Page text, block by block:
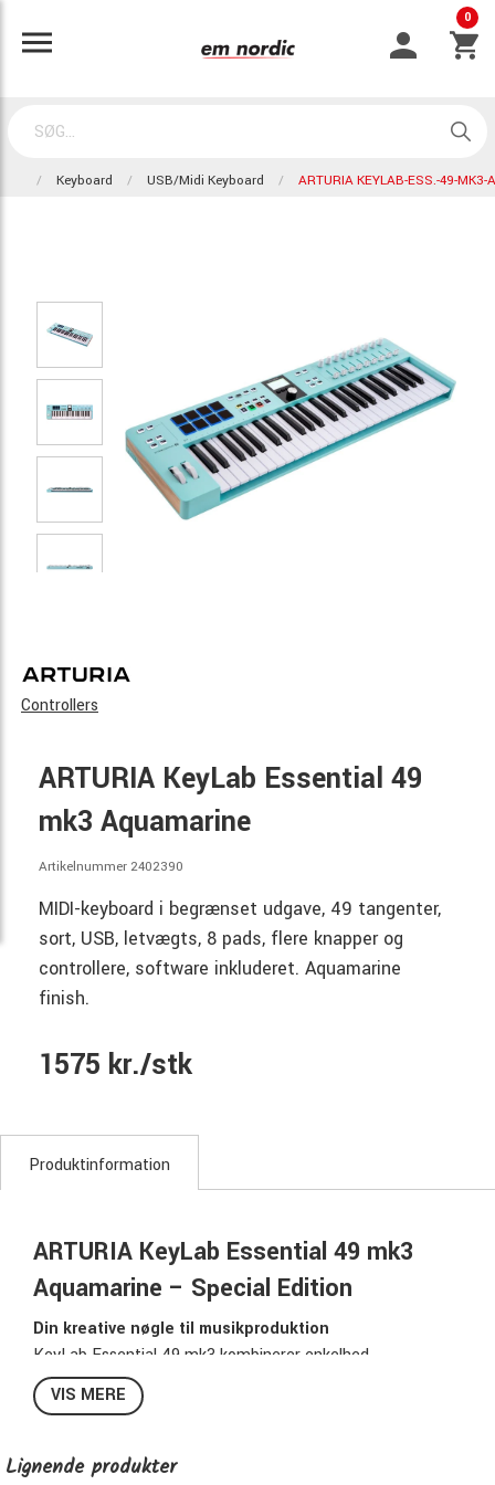
0
Keyboard USB/Midi Keyboard ARTURIA KEYLAB-ESS.-49-MK3-
Controllers
ARTURIA KeyLab Essential 49
mk3 Aquamarine
Artikelnummer 2402390
MIDI-keyboard i begrænset udgave, 49 tangenter,
sort, USB, letvægts, 8 pads, flere knapper og
controllere, software inkluderet. Aquamarine
finish.
1575 kr./stk
Produktinformation
ARTURIA KeyLab Essential 49 mk3
Aquamarine – Special Edition
Din kreative nøgle til musikproduktion
KeyLab Essential 49 mk3 kombinerer enkelhed,
funktionalitet og inspiration. Uanset om du er nybegynder
eller erfaren producent, giver denne MIDI-controller et
og et stilrent Aquamarine-design.
VIS MERE
Lignende produkter